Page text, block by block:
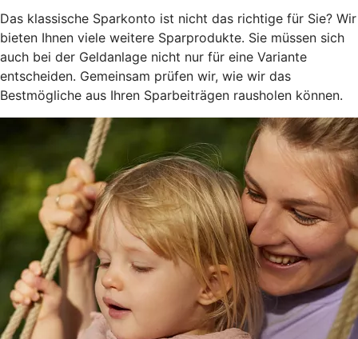
Das klassische Sparkonto ist nicht das richtige für Sie? Wir
bieten Ihnen viele weitere Sparprodukte. Sie müssen sich
auch bei der Geldanlage nicht nur für eine Variante
entscheiden. Gemeinsam prüfen wir, wie wir das
Bestmögliche aus Ihren Sparbeiträgen rausholen können.